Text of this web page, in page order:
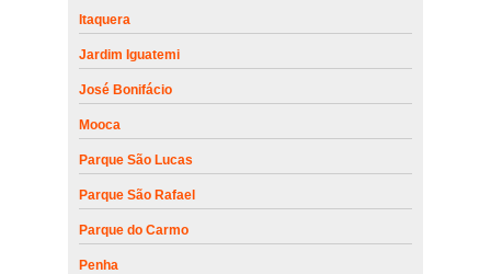
Itaquera
Jardim Iguatemi
José Bonifácio
Mooca
Parque São Lucas
Parque São Rafael
Parque do Carmo
Penha